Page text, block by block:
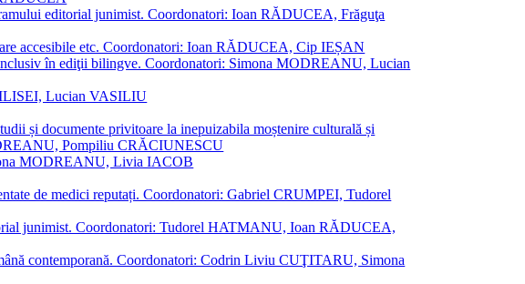
editorial junimist. Coordonatori: Ioan RĂDUCEA, Frăguţa
accesibile etc. Coordonatori: Ioan RĂDUCEA, Cip IEȘAN
în ediţii bilingve. Coordonatori: Simona MODREANU, Lucian
ILISEI, Lucian VASILIU
și documente privitoare la inepuizabila moștenire culturală și
Pompiliu CRĂCIUNESCU
MODREANU, Livia IACOB
de medici reputați. Coordonatori: Gabriel CRUMPEI, Tudorel
junimist. Coordonatori: Tudorel HATMANU, Ioan RĂDUCEA,
contemporană. Coordonatori: Codrin Liviu CUŢITARU, Simona